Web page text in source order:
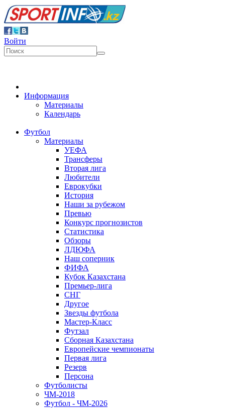
Войти
Информация
Материалы
Календарь
Футбол
Материалы
УЕФА
Трансферы
Вторая лига
Любители
Еврокубки
История
Наши за рубежом
Превью
Конкурс прогнозистов
Статистика
Обзоры
ЛДЮФА
Наш соперник
ФИФА
Кубок Казахстана
Премьер-лига
СНГ
Другое
Звезды футбола
Мастер-Класс
Футзал
Сборная Казахстана
Европейские чемпионаты
Первая лига
Резерв
Персона
Футболисты
ЧМ-2018
Футбол - ЧМ-2026